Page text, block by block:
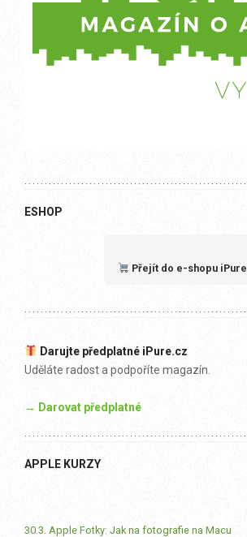
ESHOP
Přejít do e-shopu iPure
Darujte předplatné iPure.cz
Uděláte radost a podpoříte magazín.
→ Darovat předplatné
APPLE KURZY
30.3. Apple Fotky: Jak na fotografie na Macu